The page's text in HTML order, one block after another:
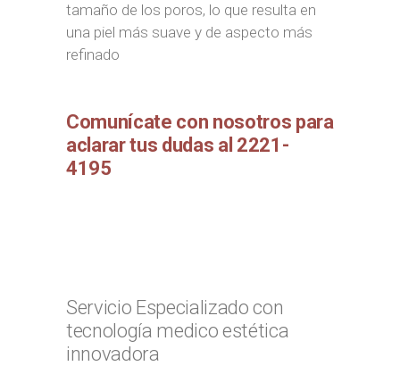
tamaño de los poros, lo que resulta en
una piel más suave y de aspecto más
refinado
Comunícate con nosotros para
aclarar tus dudas al 2221-
4195
Servicio Especializado con
tecnología medico estética
innovadora